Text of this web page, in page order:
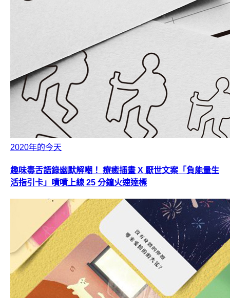
2020年的今天
趣味毒舌語錄幽默解嘲！ 療癒插畫 X 厭世文案「負能量生
活指引卡」嘖嘖上線 25 分鐘火速達標